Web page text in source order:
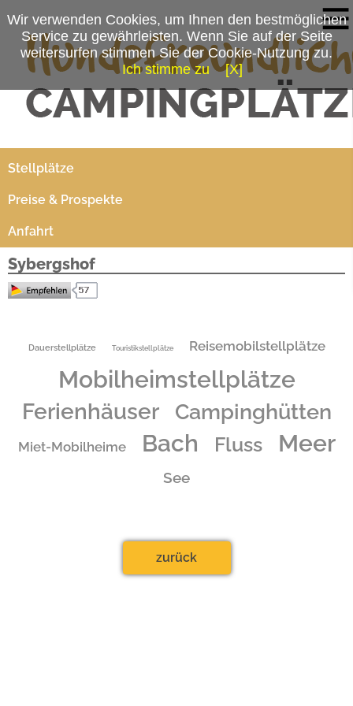
Campingplatzmenü
Stellplätze
Preise & Prospekte
Anfahrt
Sybergshof
Brückenweg 135
02853 5583
Dauerstellplätze Touristikstellplätze Reisemobilstellplätze
Mobilheimstellplätze
Ferienhäuser Campinghütten
Miet-Mobilheime Bach Fluss Meer
See
zurück
Wir verwenden Cookies, um Ihnen den bestmöglichen
Service zu gewährleisten. Wenn Sie auf der Seite
weitersurfen stimmen Sie der Cookie-Nutzung zu.
Ich stimme zu
[X]